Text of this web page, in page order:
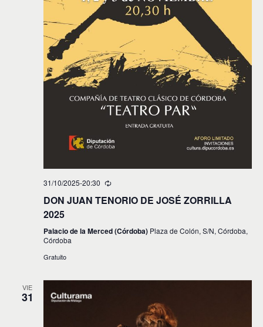
31/10/2025-20:30
DON JUAN TENORIO DE JOSÉ ZORRILLA
2025
Palacio de la Merced (Córdoba) Plaza de Colón, S/N, Córdoba,
Córdoba
Gratuito
VIE
31